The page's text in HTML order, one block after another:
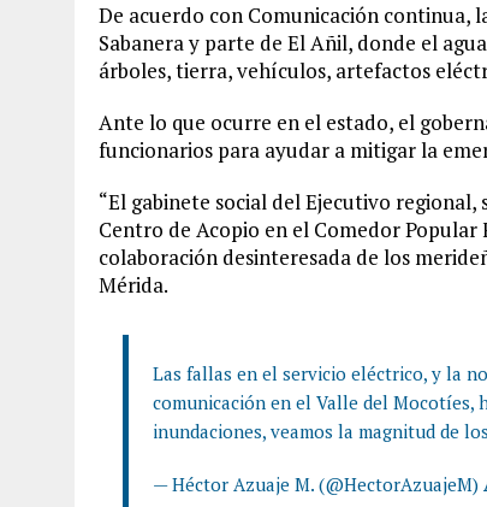
De acuerdo con Comunicación continua,
Sabanera y parte de El Añil, donde el
árboles, tierra, vehículos, artefactos
Ante lo que ocurre en el estado, el
funcionarios para ayudar a mitigar la
“El gabinete social del Ejecutivo
Centro de Acopio en el Comedor
colaboración desinteresada de los
Mérida.
Las fallas en el servicio eléctrico, y la
comunicación en el Valle del Mocotíes,
inundaciones, veamos la magnitud de
— Héctor Azuaje M. (@HectorAzuajeM)